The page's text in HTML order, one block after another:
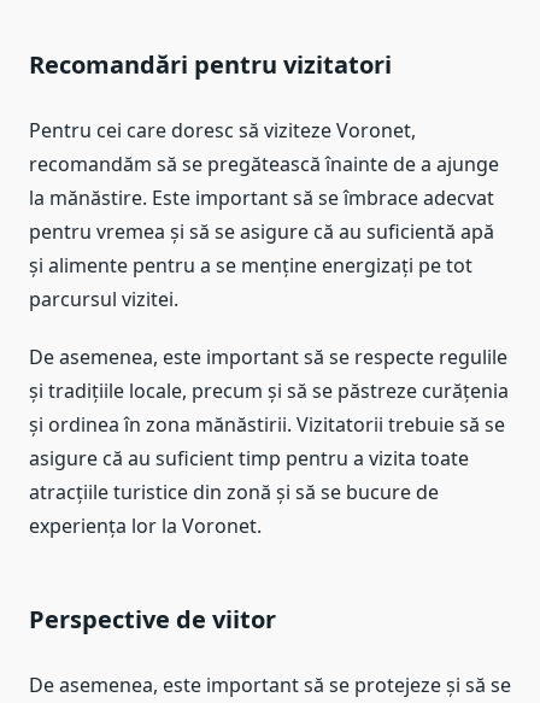
Recomandări pentru vizitatori
Pentru cei care doresc să viziteze Voronet,
recomandăm să se pregătească înainte de a ajunge
la mănăstire. Este important să se îmbrace adecvat
pentru vremea și să se asigure că au suficientă apă
și alimente pentru a se menține energizați pe tot
parcursul vizitei.
De asemenea, este important să se respecte regulile
și tradițiile locale, precum și să se păstreze curățenia
și ordinea în zona mănăstirii. Vizitatorii trebuie să se
asigure că au suficient timp pentru a vizita toate
atracțiile turistice din zonă și să se bucure de
experiența lor la Voronet.
Perspective de viitor
De asemenea, este important să se protejeze și să se